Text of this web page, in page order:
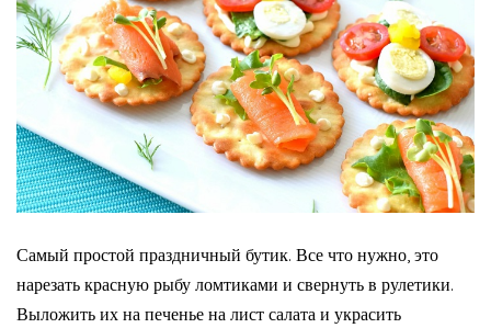
Самый простой праздничный бутик. Все что нужно, это
нарезать красную рыбу ломтиками и свернуть в рулетики.
Выложить их на печенье на лист салата и украсить